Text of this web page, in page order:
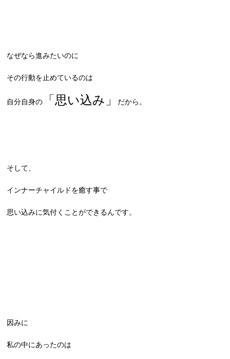
なぜなら進みたいのに
その行動を止めているのは
自分自身の 「思い込み」 だから。
そして、
インナーチャイルドを癒す事で
思い込みに気付くことができるんです。
因みに
私の中にあったのは